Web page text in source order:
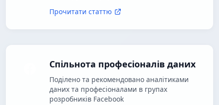
Прочитати статтю
Спільнота професіоналів даних
Поділено та рекомендовано аналітиками
даних та професіоналами в групах
розробників Facebook